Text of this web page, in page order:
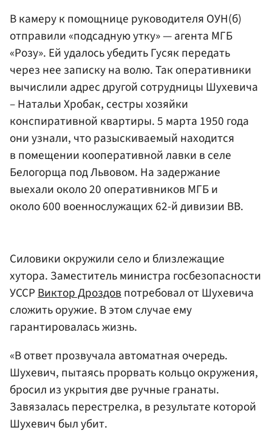
В камеру к помощнице руководителя ОУН(б)
отправили «подсадную утку» — агента МГБ
«Розу». Ей удалось убедить Гусяк передать
через нее записку на волю. Так оперативники
вычислили адрес другой сотрудницы Шухевича
– Натальи Хробак, сестры хозяйки
конспиративной квартиры. 5 марта 1950 года
они узнали, что разыскиваемый находится
в помещении кооперативной лавки в селе
Белогорща под Львовом. На задержание
выехали около 20 оперативников МГБ и
около 600 военнослужащих 62-й дивизии ВВ.
Силовики окружили село и близлежащие
хутора. Заместитель министра госбезопасности
УССРВиктор Дроздовпотребовал от Шухевича
сложить оружие. В этом случае ему
гарантировалась жизнь.
«В ответ прозвучала автоматная очередь.
Шухевич, пытаясь прорвать кольцо окружения,
бросил из укрытия две ручные гранаты.
Завязалась перестрелка, в результате которой
Шухевич был убит.